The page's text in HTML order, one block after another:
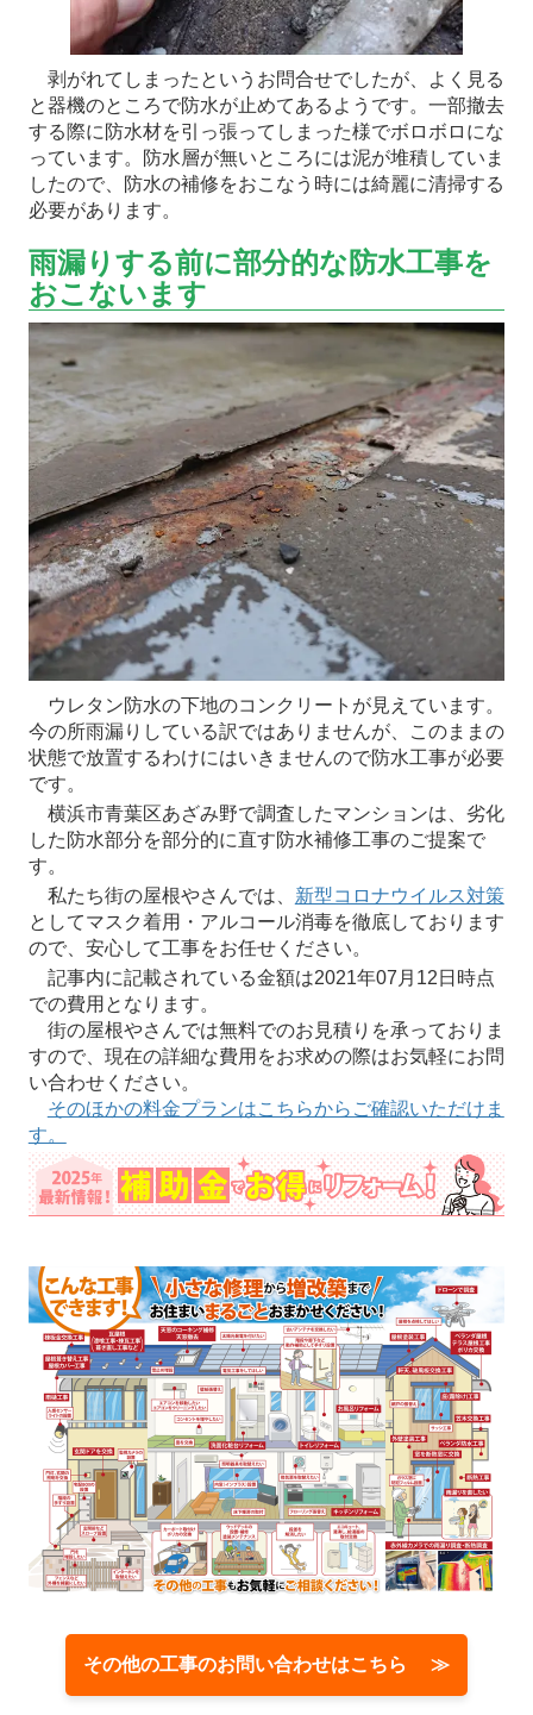
剥がれてしまったというお問合せでしたが、よく見る
と器機のところで防水が止めてあるようです。一部撤去
する際に防水材を引っ張ってしまった様でボロボロにな
っています。防水層が無いところには泥が堆積していま
したので、防水の補修をおこなう時には綺麗に清掃する
必要があります。
雨漏りする前に部分的な防水工事を
おこないます
ウレタン防水の下地のコンクリートが見えています。
今の所雨漏りしている訳ではありませんが、このままの
状態で放置するわけにはいきませんので防水工事が必要
です。
横浜市青葉区あざみ野で調査したマンションは、劣化
した防水部分を部分的に直す防水補修工事のご提案で
す。
私たち街の屋根やさんでは、 新型コロナウイルス対策
としてマスク着用・アルコール消毒を徹底しております
ので、安心して工事をお任せください。
記事内に記載されている金額は2021年07月12日時点
での費用となります。
街の屋根やさんでは無料でのお見積りを承っておりま
すので、現在の詳細な費用をお求めの際はお気軽にお問
い合わせください。
そのほかの料金プランはこちらからご確認いただけま
す。
その他の工事のお問い合わせはこちら ≫